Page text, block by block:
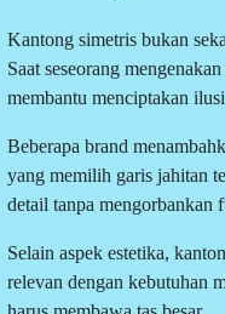
Kantong simetris bukan
Saat seseorang
membantu menciptakan
Beberapa brand
yang memilih garis jahitan
detail tanpa mengorbankan
Selain aspek estetika,
relevan dengan kebutuhan